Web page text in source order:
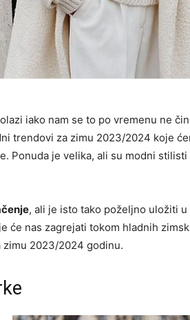
iako nam se to po vremenu ne
trendovi za zimu 2023/2024 koje
Ponuda je velika, ali su modni
, ali je isto tako poželjno uložiti
će nas zagrejati tokom hladnih
2023/2024 godinu.